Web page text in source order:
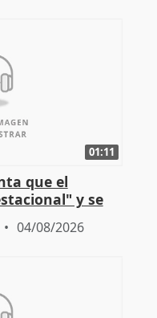
01:11
que el
y se
el verano
04/08/2026